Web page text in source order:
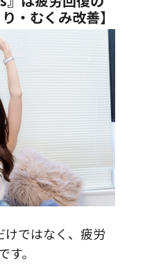
・むくみ改善】
けではなく、疲労
。